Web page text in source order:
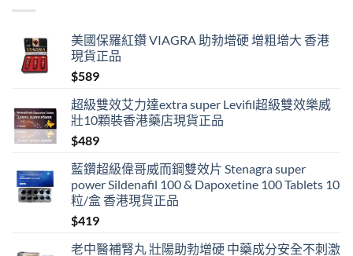
美國保羅紅鑽 VIAGRA 助勃增硬 增粗增大 香港
現貨正品
$589
超級雙效艾力達extra super Levifil超級雙效樂威
壯10顆裝香港藥店現貨正品
$489
藍鑽超級偉哥威而鋼雙效片 Stenagra super
power Sildenafil 100 & Dapoxetine 100 Tablets 10
粒/盒 香港現貨正品
$419
老中醫補腎丸 壯陽助勃增硬 中藥成分安全不刺激